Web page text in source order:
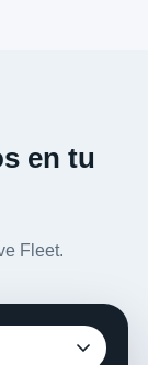
en tu
Fleet.